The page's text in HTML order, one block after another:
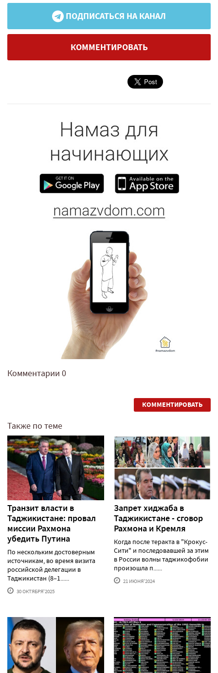
ПОДПИСАТЬСЯ НА КАНАЛ
КОММЕНТИРОВАТЬ
Комментарии 0
КОММЕНТИРОВАТЬ
Также по теме
Транзит власти в
Таджикистане: провал
миссии Рахмона
убедить Путина
По нескольким достоверным
источникам, во время визита
российской делегации в
Таджикистан (8–1......
30 ОКТЯБРЯ'2025
Запрет хиджаба в
Таджикистане - сговор
Рахмона и Кремля
Когда после теракта в "Крокус-
Сити" и последовавшей за этим
в России волны таджикофобии
произошла п......
21 ИЮНЯ'2024